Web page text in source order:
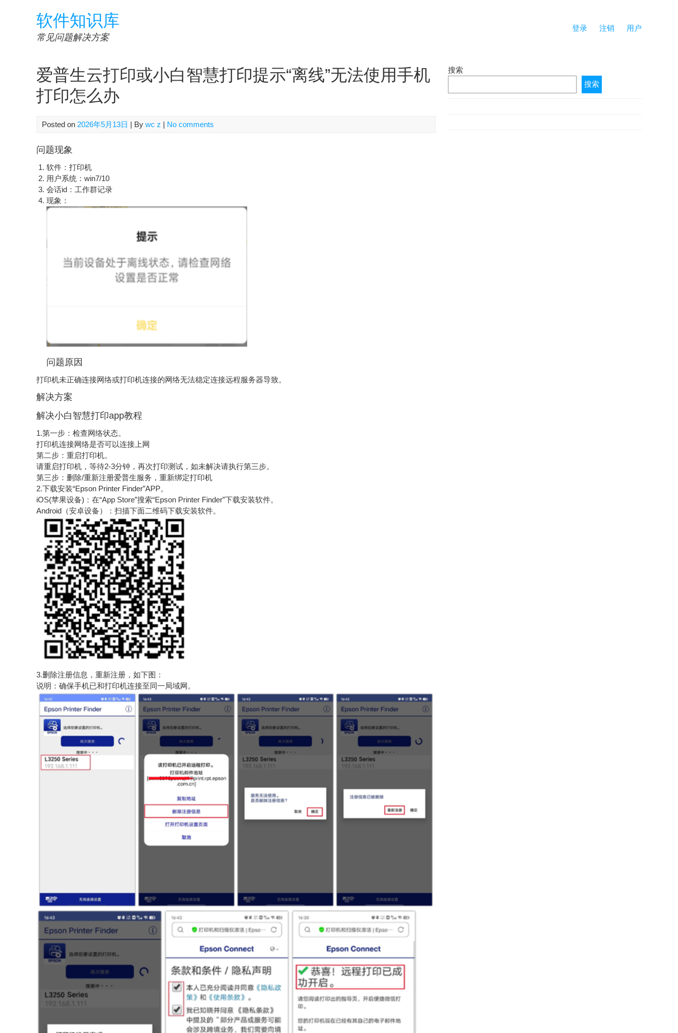
软件知识库
常见问题解决方案
登录 注销 用户
爱普生云打印或小白智慧打印提示“离线”无法使用手机
打印怎么办
Posted on 2026年5月13日 | By wc z | No comments
问题现象
软件：打印机
用户系统：win7/10
会话id：工作群记录
现象：
问题原因
打印机未正确连接网络或打印机连接的网络无法稳定连接远程服务器导致。
解决方案
解决小白智慧打印app教程
1.第一步：检查网络状态。
打印机连接网络是否可以连接上网
第二步：重启打印机。
请重启打印机，等待2-3分钟，再次打印测试，如未解决请执行第三步。
第三步：删除/重新注册爱普生服务，重新绑定打印机
2.下载安装“Epson Printer Finder”APP。
iOS(苹果设备)：在“App Store”搜索“Epson Printer Finder”下载安装软件。
Android（安卓设备）：扫描下面二维码下载安装软件。
3.删除注册信息，重新注册，如下图：
说明：确保手机已和打印机连接至同一局域网。
搜索
搜索